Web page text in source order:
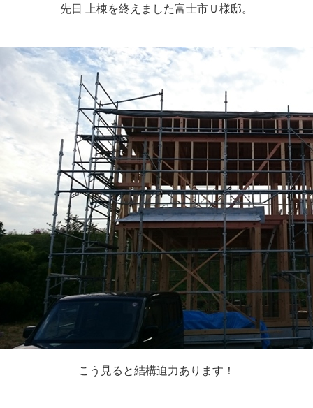
先日 上棟を終えました富士市Ｕ様邸。
こう見ると結構迫力あります！